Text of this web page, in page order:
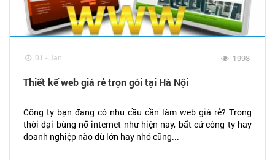
01 - Jan 1998
Thiết kế web giá rẻ trọn gói tại Hà Nội
Công ty bạn đang có nhu cầu cần làm web giá rẻ? Trong
thời đại bùng nổ internet như hiện nay, bất cứ công ty hay
doanh nghiệp nào dù lớn hay nhỏ cũng...